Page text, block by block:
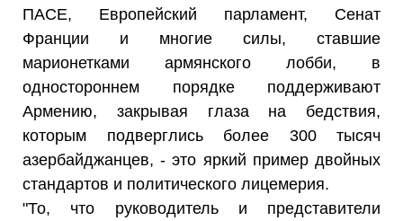
ПАСЕ, Европейский парламент, Сенат
Франции и многие силы, ставшие
марионетками армянского лобби, в
одностороннем порядке поддерживают
Армению, закрывая глаза на бедствия,
которым подверглись более 300 тысяч
азербайджанцев, - это яркий пример двойных
стандартов и политического лицемерия.
"То, что руководитель и представители